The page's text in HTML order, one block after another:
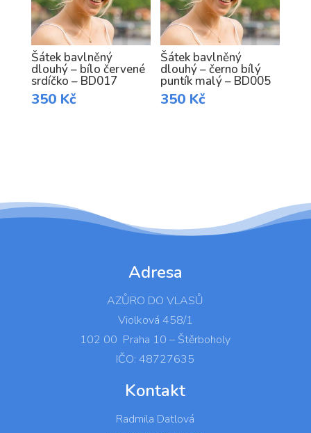
Šátek bavlněný
dlouhý – bílo červené
srdíčko – BD017
350 Kč
Šátek bavlněný
dlouhý – černo bílý
puntík malý – BD005
350 Kč
Adresa
AZŮRO DO VLASŮ
Violková 458/1
102 00 Praha 10 – Štěrboholy
IČO: 48727635
Kontakt
Radmila Datlová